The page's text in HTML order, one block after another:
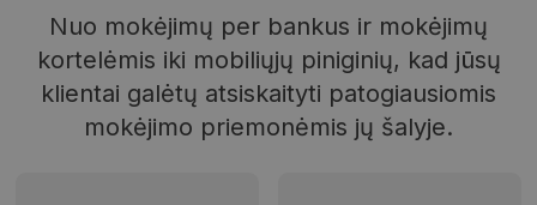
Nuo mokėjimų per bankus ir mokėjimų
kortelėmis iki mobiliųjų piniginių, kad jūsų
klientai galėtų atsiskaityti patogiausiomis
mokėjimo priemonėmis jų šalyje.